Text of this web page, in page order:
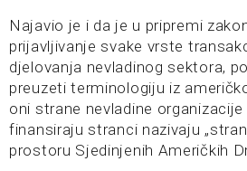
Najavio je i da je u pripremi
prijavljivanje svake vrste
djelovanja nevladinog sektora,
preuzeti terminologiju iz
oni strane nevladine
finansiraju stranci nazivaju
prostoru Sjedinjenih Američkih